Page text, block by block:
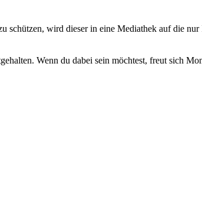
schützen, wird dieser in eine Mediathek auf die
Wenn du dabei sein möchtest, freut sich